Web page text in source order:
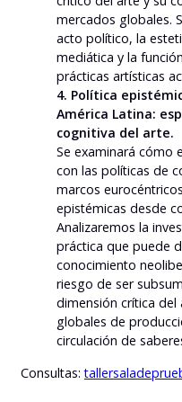
mercados globales.
acto político, la
mediática y la
prácticas artísticas
4. Política
América Latina:
cognitiva del arte.
Se examinará cómo
con las políticas de
marcos
epistémicas desde
Analizaremos la
práctica que puede
conocimiento
riesgo de ser
dimensión crítica del
globales de
circulación de
Consultas: